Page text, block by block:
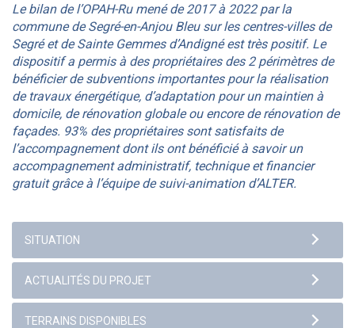
Le bilan de l’OPAH-Ru mené de 2017 à 2022 par la
commune de Segré-en-Anjou Bleu sur les centres-villes de
Segré et de Sainte Gemmes d’Andigné est très positif. Le
dispositif a permis à des propriétaires des 2 périmètres de
bénéficier de subventions importantes pour la réalisation
de travaux énergétique, d’adaptation pour un maintien à
domicile, de rénovation globale ou encore de rénovation de
façades. 93% des propriétaires sont satisfaits de
l’accompagnement dont ils ont bénéficié à savoir un
accompagnement administratif, technique et financier
gratuit grâce à l’équipe de suivi-animation d’ALTER.